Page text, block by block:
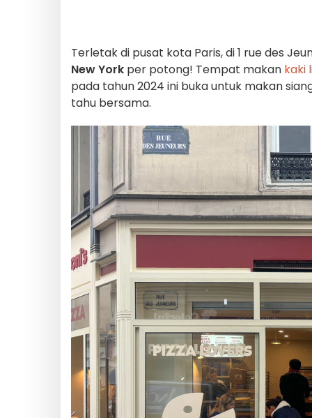
Terletak di pusat kota Paris, di 1 rue des
New York per potong! Tempat makan kaki
pada tahun 2024 ini buka untuk makan
tahu bersama.